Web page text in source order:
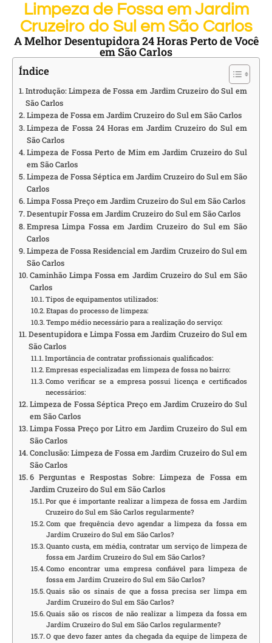
Limpeza de Fossa em Jardim
Cruzeiro do Sul em São Carlos
A Melhor Desentupidora 24 Horas Perto de Você
em São Carlos
Índice
Introdução: Limpeza de Fossa em Jardim Cruzeiro do Sul em
São Carlos
Limpeza de Fossa em Jardim Cruzeiro do Sul em São Carlos
Limpeza de Fossa 24 Horas em Jardim Cruzeiro do Sul em
São Carlos
Limpeza de Fossa Perto de Mim em Jardim Cruzeiro do Sul
em São Carlos
Limpeza de Fossa Séptica em Jardim Cruzeiro do Sul em São
Carlos
Limpa Fossa Preço em Jardim Cruzeiro do Sul em São Carlos
Desentupir Fossa em Jardim Cruzeiro do Sul em São Carlos
Empresa Limpa Fossa em Jardim Cruzeiro do Sul em São
Carlos
Limpeza de Fossa Residencial em Jardim Cruzeiro do Sul em
São Carlos
Caminhão Limpa Fossa em Jardim Cruzeiro do Sul em São
Carlos
Tipos de equipamentos utilizados:
Etapas do processo de limpeza:
Tempo médio necessário para a realização do serviço:
Desentupidora e Limpa Fossa em Jardim Cruzeiro do Sul em
São Carlos
Importância de contratar profissionais qualificados:
Empresas especializadas em limpeza de fossa no bairro:
Como verificar se a empresa possui licença e certificados
necessários:
Limpeza de Fossa Séptica Preço em Jardim Cruzeiro do Sul
em São Carlos
Limpa Fossa Preço por Litro em Jardim Cruzeiro do Sul em
São Carlos
Conclusão: Limpeza de Fossa em Jardim Cruzeiro do Sul em
São Carlos
6 Perguntas e Respostas Sobre: Limpeza de Fossa em
Jardim Cruzeiro do Sul em São Carlos
Por que é importante realizar a limpeza de fossa em Jardim
Cruzeiro do Sul em São Carlos regularmente?
Com que frequência devo agendar a limpeza da fossa em
Jardim Cruzeiro do Sul em São Carlos?
Quanto custa, em média, contratar um serviço de limpeza de
fossa em Jardim Cruzeiro do Sul em São Carlos?
Como encontrar uma empresa confiável para limpeza de
fossa em Jardim Cruzeiro do Sul em São Carlos?
Quais são os sinais de que a fossa precisa ser limpa em
Jardim Cruzeiro do Sul em São Carlos?
Quais são os riscos de não realizar a limpeza da fossa em
Jardim Cruzeiro do Sul em São Carlos regularmente?
O que devo fazer antes da chegada da equipe de limpeza de